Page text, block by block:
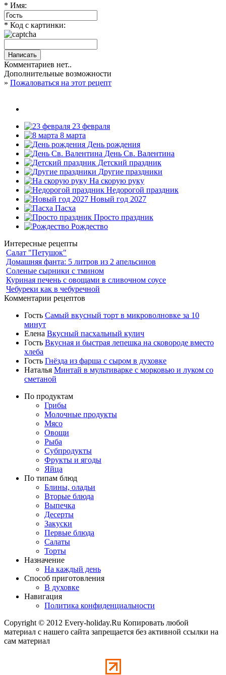
* Имя:
* Код с картинки:
Комментариев нет..
Дополнительные возможности
» Пожаловаться на этот рецепт
23 февраля
8 марта
День рождения
День Св. Валентина
Детский праздник
Другие праздники
На скорую руку
Недорогой праздник
Новый год 2027
Пасха
Просто праздник
Рождество
Интересные рецепты
Салат "Петушок"
Домашняя фанта: 5 литров из 2 апельсинов
Соленые сырники с тмином
Куриная печень с овощами в сливочном соусе
Чебуреки как в чебуречной
Комментарии рецептов
Гость Самый вкусный торт в микроволновке за 10
минут
Елена Вкусный пасхальный кулич
Гость Вкусная и быстрая лепешка на сковороде вместо
хлеба
Гость Гнёзда из фарша с сыром в духовке
Наталья Минтай в мультиварке с морковью и луком со
сметаной
По продуктам
Грибы
Молочные продукты
Мясо
Овощи
Рыба
Субпродукты
Фрукты и ягоды
Яйца
По типам блюд
Блины, оладьи
Вторые блюда
Выпечка
Десерты
Закуски
Первые блюда
Салаты
Торты
Назначение
На каждый день
Способ приготовления
В духовке
Навигация
Политика конфиденциальности
Copyright © 2012 Every-holiday.Ru Копировать любой
материал с нашего сайта запрещается без активной ссылки на
сам материал